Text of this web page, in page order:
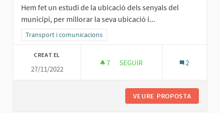
Hem fet un estudi de la ubicació dels senyals del
municipi, per millorar la seva ubicació i...
Resultats al filtrar per la categoria: Transport i comunicacions
Transport i comunicacions
CREAT EL
27/11/2022
7 7 SEGUIDORES
SEGUIR 2
VEURE PROPOSTA